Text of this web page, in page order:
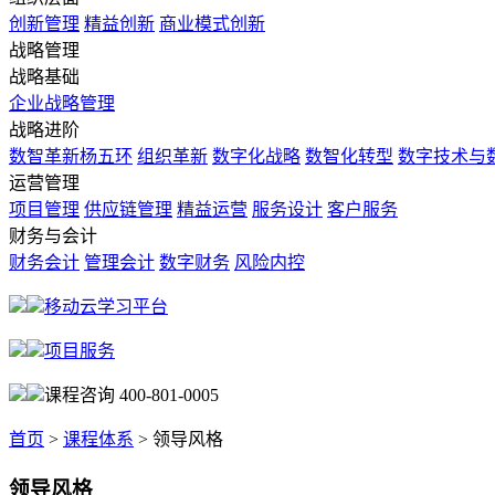
创新管理 精益创新 商业模式创新
战略管理
战略基础
企业战略管理
战略进阶
数智革新杨五环 组织革新 数字化战略 数智化转型 数字技术与
运营管理
项目管理 供应链管理 精益运营 服务设计 客户服务
财务与会计
财务会计 管理会计 数字财务 风险内控
移动云学习平台
项目服务
课程咨询 400-801-0005
首页 > 课程体系 > 领导风格
领导风格